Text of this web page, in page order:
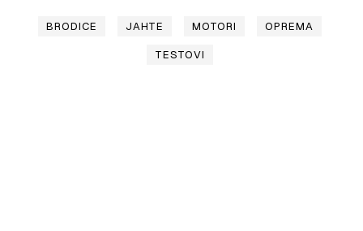
BRODICE JAHTE MOTORI OPREMA
TESTOVI